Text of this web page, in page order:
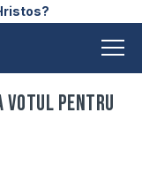
votul pentru